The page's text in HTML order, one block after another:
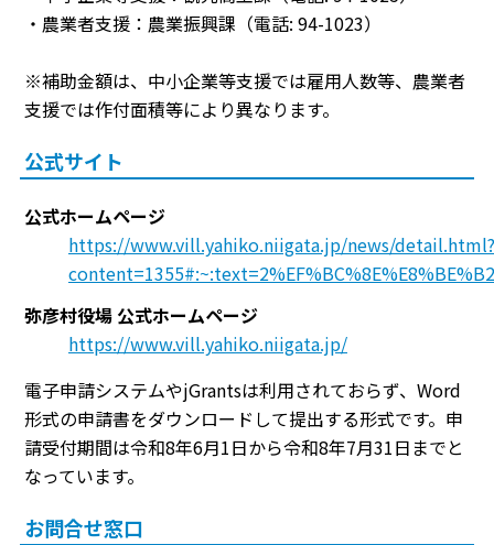
・農業者支援：農業振興課（電話: 94-1023）
※補助金額は、中小企業等支援では雇用人数等、農業者
支援では作付面積等により異なります。
公式サイト
公式ホームページ
https://www.vill.yahiko.niigata.jp/news/detail.html?
弥彦村役場 公式ホームページ
https://www.vill.yahiko.niigata.jp/
電子申請システムやjGrantsは利用されておらず、Word
形式の申請書をダウンロードして提出する形式です。申
請受付期間は令和8年6月1日から令和8年7月31日までと
なっています。
お問合せ窓口